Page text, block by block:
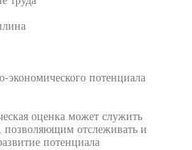
потенциала
оценка может служить
отслеживать и
потенциала